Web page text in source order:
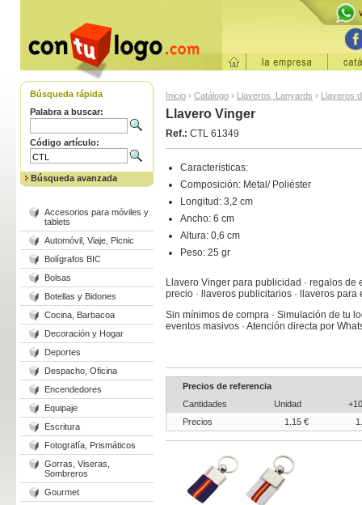
Búsqueda rápida
Palabra a buscar:
Código artículo:
Búsqueda avanzada
Accesorios para móviles y
tablets
Automóvil, Viaje, Picnic
Bolígrafos BIC
Bolsas
Botellas y Bidones
Cocina, Barbacoa
Decoración y Hogar
Deportes
Despacho, Oficina
Encendedores
Equipaje
Escritura
Fotografía, Prismáticos
Gorras, Viseras,
Sombreros
Gourmet
Inicio › Catálogo › Llaveros, Lanyards › Llaveros
Llavero Vinger
Ref.: CTL 61349
Características:
Composición: Metal/ Poliéster
Longitud: 3,2 cm
Ancho: 6 cm
Altura: 0,6 cm
Peso: 25 gr
Llavero Vinger para publicidad · regalos
precio · llaveros publicitarios · llaveros para
Sin mínimos de compra · Simulación de tu
eventos masivos · Atención directa por
Precios de referencia
Cantidades
Unidad
Precios
1.15 €